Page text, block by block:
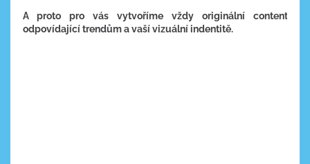
A proto pro vás vytvoříme vždy originální content
odpovídající trendům a vaší vizuální indentitě.